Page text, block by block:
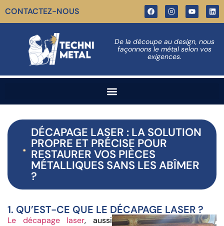
CONTACTEZ-NOUS
De la découpe au design, nous
façonnons le métal selon vos
exigences.
DÉCAPAGE LASER : LA SOLUTION
PROPRE ET PRÉCISE POUR
RESTAURER VOS PIÈCES
MÉTALLIQUES SANS LES ABÎMER
?
1. QU’EST-CE QUE LE DÉCAPAGE LASER ?
Le décapage laser, aussi